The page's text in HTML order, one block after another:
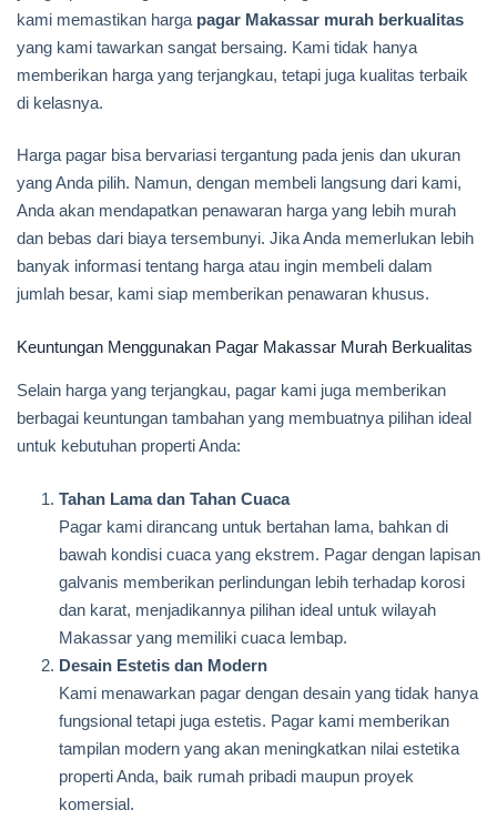
kami memastikan harga pagar Makassar murah berkualitas
yang kami tawarkan sangat bersaing. Kami tidak hanya
memberikan harga yang terjangkau, tetapi juga kualitas terbaik
di kelasnya.
Harga pagar bisa bervariasi tergantung pada jenis dan ukuran
yang Anda pilih. Namun, dengan membeli langsung dari kami,
Anda akan mendapatkan penawaran harga yang lebih murah
dan bebas dari biaya tersembunyi. Jika Anda memerlukan lebih
banyak informasi tentang harga atau ingin membeli dalam
jumlah besar, kami siap memberikan penawaran khusus.
Keuntungan Menggunakan Pagar Makassar Murah Berkualitas
Selain harga yang terjangkau, pagar kami juga memberikan
berbagai keuntungan tambahan yang membuatnya pilihan ideal
untuk kebutuhan properti Anda:
Tahan Lama dan Tahan Cuaca
Pagar kami dirancang untuk bertahan lama, bahkan di
bawah kondisi cuaca yang ekstrem. Pagar dengan lapisan
galvanis memberikan perlindungan lebih terhadap korosi
dan karat, menjadikannya pilihan ideal untuk wilayah
Makassar yang memiliki cuaca lembap.
Desain Estetis dan Modern
Kami menawarkan pagar dengan desain yang tidak hanya
fungsional tetapi juga estetis. Pagar kami memberikan
tampilan modern yang akan meningkatkan nilai estetika
properti Anda, baik rumah pribadi maupun proyek
komersial.